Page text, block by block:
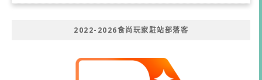
2022-2026食尚玩家駐站部落客